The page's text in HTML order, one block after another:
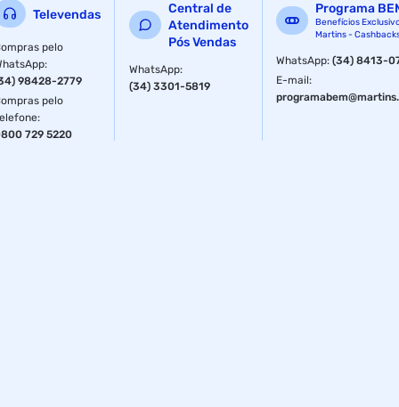
Televendas
pelo
:
98428-2779
pelo
:
729 5220
Central de
Atendimento
Pós Vendas
WhatsApp:
(34) 3301-5819
Programa
Benefícios
Martins -
WhatsApp:(34) 8413-
E-mail: